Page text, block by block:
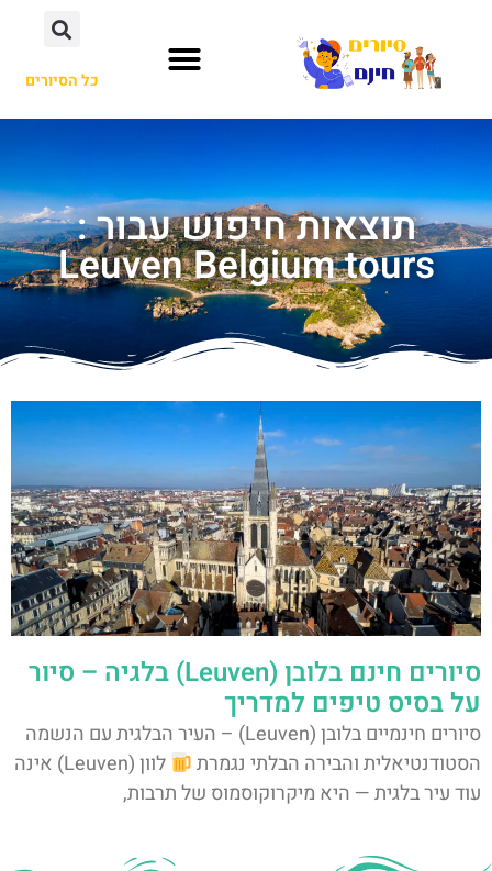
כל הסיורים
תוצאות חיפוש עבור :
Leuven Belgium tours
סיורים חינם בלובן (Leuven) בלגיה – סיור
על בסיס טיפים למדריך
סיורים חינמיים בלובן (Leuven) – העיר הבלגית עם הנשמה
הסטודנטיאלית והבירה הבלתי נגמרת
לוון (Leuven) אינה
עוד עיר בלגית — היא מיקרוקוסמוס של תרבות,